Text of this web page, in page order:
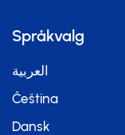
Språkvalg
العربية
Čeština
Dansk